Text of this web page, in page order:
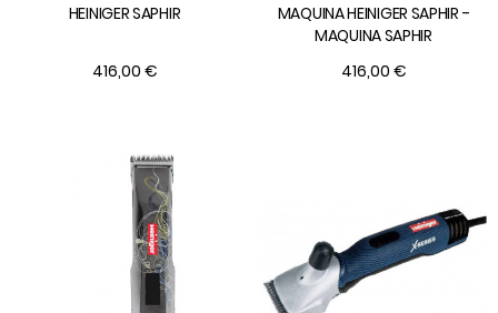
HEINIGER SAPHIR
416,00 €
MAQUINA HEINIGER SAPHIR -
MAQUINA SAPHIR
416,00 €